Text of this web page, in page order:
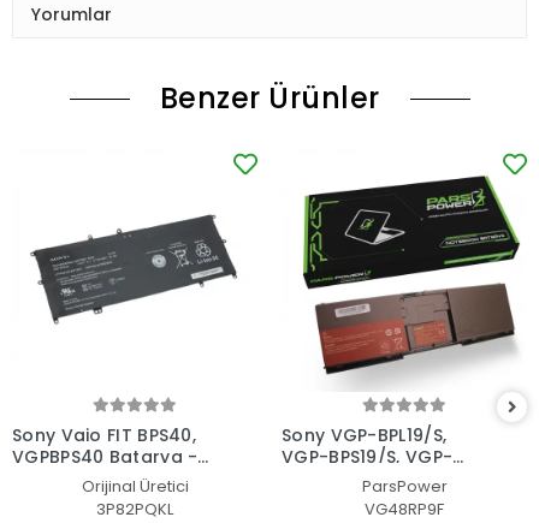
Yorumlar
Benzer Ürünler
Sony Vaio FIT BPS40,
VGPBPS40 Batarya -
Orijinal Üretici
3P82PQKL
Sony VGP-BPL19/S,
VGP-BPS19/S, VGP-
BPX19/S Batarya - Pil
(Pars Power)
ParsPower
VG48RP9F